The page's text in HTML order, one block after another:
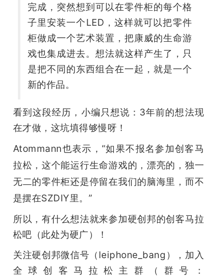
完成，突然想到可以在零件柜的每个格
子里安装一个LED，这样就可以把零件
柜做成一个艺术装置，把康威的生命游
戏也集成进去。想法就这样产生了，只
是把不同的东西组合在一起，就是一个
新的作品。
看到这段经历，小编只想说：3年前的想法现
在才做，这坑填得够慢呀！
Atommann也表示，“如果不报名参加创客马
拉松，这个能运行生命游戏的，漂亮的，独一
无二的零件柜还是停留在我们的脑海里，而不
是摆在SZDIY里。”
所以，有什么想法就来参加硬创邦的创客马拉
松吧（此处为硬广）！
关注硬创邦微信号（leiphone_bang），加入
全球创客马拉松主群（群号：